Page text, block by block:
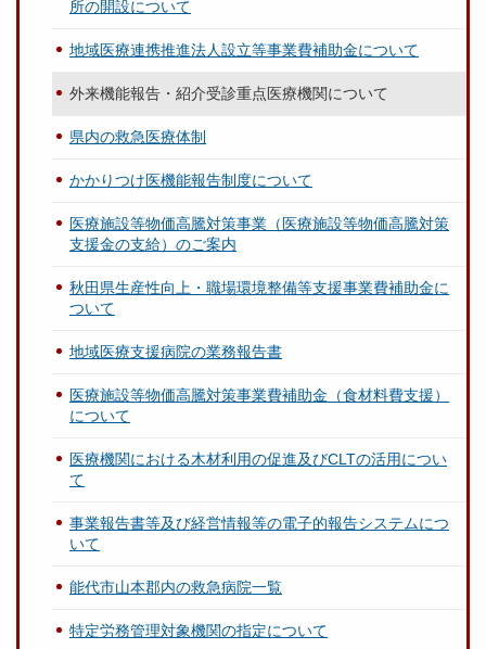
所の開設について
地域医療連携推進法人設立等事業費補助金について
外来機能報告・紹介受診重点医療機関について
県内の救急医療体制
かかりつけ医機能報告制度について
医療施設等物価高騰対策事業（医療施設等物価高騰対策
支援金の支給）のご案内
秋田県生産性向上・職場環境整備等支援事業費補助金に
ついて
地域医療支援病院の業務報告書
医療施設等物価高騰対策事業費補助金（食材料費支援）
について
医療機関における木材利用の促進及びCLTの活用につい
て
事業報告書等及び経営情報等の電子的報告システムにつ
いて
能代市山本郡内の救急病院一覧
特定労務管理対象機関の指定について